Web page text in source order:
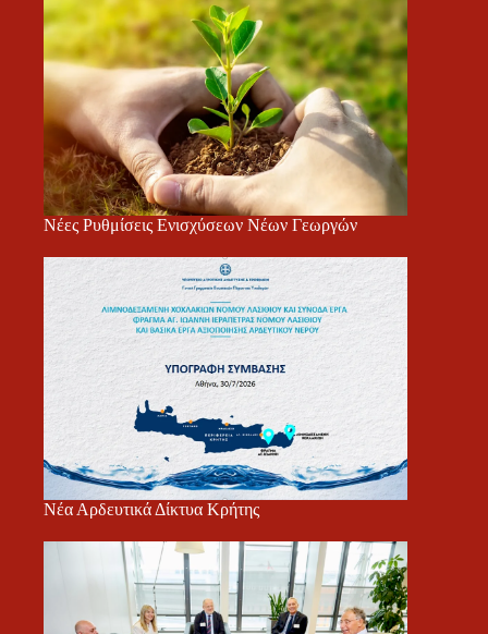
Νέες Ρυθμίσεις Ενισχύσεων Νέων Γεωργών
Νέα Αρδευτικά Δίκτυα Κρήτης